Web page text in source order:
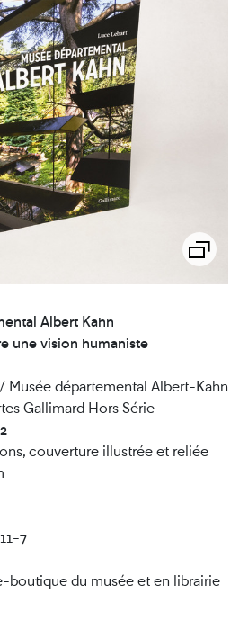
Albert Kahn
une vision humaniste
départemental Albert-Kahn
Gallimard Hors Série
couverture illustrée et reliée
7
boutique du musée et en librairie